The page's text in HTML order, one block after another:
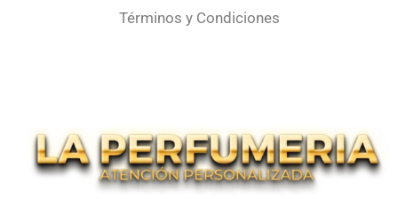
Términos y Condiciones